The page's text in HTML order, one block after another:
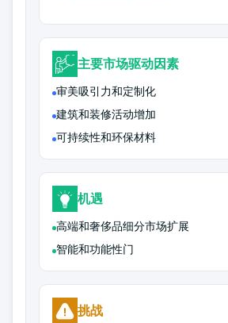
主要市场驱动因素
审美吸引力和定制化
建筑和装修活动增加
可持续性和环保材料
机遇
高端和奢侈品细分市场扩展
智能和功能性门
挑战